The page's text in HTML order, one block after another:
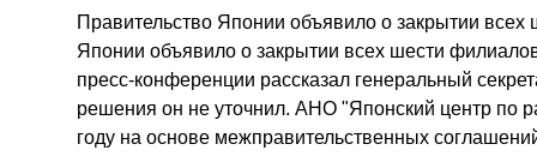
Правительство Японии объявило о закрытии
Японии объявило о закрытии всех шести
пресс-конференции рассказал генеральный
решения он не уточнил. АНО "Японский центр по
году на основе межправительственных